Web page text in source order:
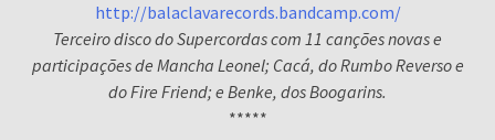
http://balaclavarecords.bandcamp.com/
Terceiro disco do Supercordas com 11 canções novas e
participações de Mancha Leonel; Cacá, do Rumbo Reverso e
do Fire Friend; e Benke, dos Boogarins.
*****